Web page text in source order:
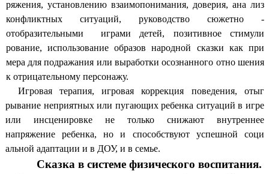
ряжения, установлению взаимопонимания, доверия, ана лиз
конфликтных ситуаций, руководство сюжетно -
отобразительными играми детей, позитивное стимули
рование, использование образов народной сказки как при
мера для подражания или выработки осознанного отно шения
к отрицательному персонажу.
Игровая терапия, игровая коррекция поведения, отыг
рывание неприятных или пугающих ребенка ситуаций в игре
или инсценировке не только снижают внутреннее
напряжение ребенка, но и способствуют успешной соци
альной адаптации и в ДОУ, и в семье.
Сказка в системе физического воспитания.